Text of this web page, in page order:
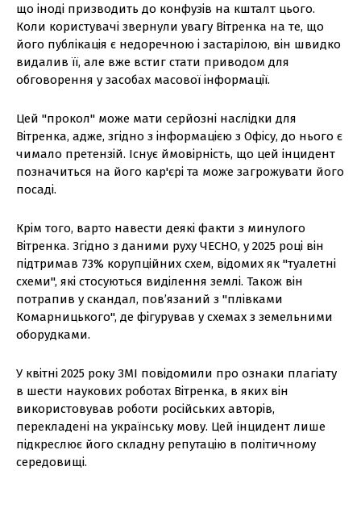
що іноді призводить до конфузів на кшталт цього.
Коли користувачі звернули увагу Вітренка на те, що
його публікація є недоречною і застарілою, він швидко
видалив її, але вже встиг стати приводом для
обговорення у засобах масової інформації.
Цей "прокол" може мати серйозні наслідки для
Вітренка, адже, згідно з інформацією з Офісу, до нього є
чимало претензій. Існує ймовірність, що цей інцидент
позначиться на його кар'єрі та може загрожувати його
посаді.
Крім того, варто навести деякі факти з минулого
Вітренка. Згідно з даними руху ЧЕСНО, у 2025 році він
підтримав 73% корупційних схем, відомих як "туалетні
схеми", які стосуються виділення землі. Також він
потрапив у скандал, пов’язаний з "плівками
Комарницького", де фігурував у схемах з земельними
оборудками.
У квітні 2025 року ЗМІ повідомили про ознаки плагіату
в шести наукових роботах Вітренка, в яких він
використовував роботи російських авторів,
перекладені на українську мову. Цей інцидент лише
підкреслює його складну репутацію в політичному
середовищі.